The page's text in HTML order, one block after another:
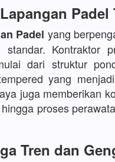
Padel
Padel yang
Kontraktor
dari struktur
yang
juga memberikan
proses
Tren dan